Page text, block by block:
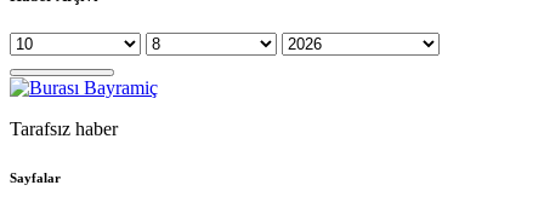
Tarafsız haber
Sayfalar